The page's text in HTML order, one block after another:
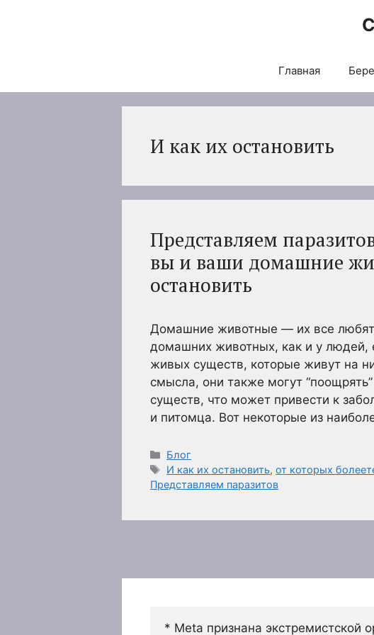
Главная
И как их остановить
Представляем
вы и ваши домашние
остановить
Домашние животные — их все
домашних животных, как и у людей,
живых существ, которые живут на
смысла, они также могут
существ, что может привести к
и питомца. Вот некоторые из
Рубрики
Блог
Метки
И как их остановить,от которых
Представляем паразитов
* Meta признана экстремистской